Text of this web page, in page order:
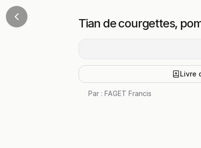
Tian de courgettes,
Livre
Par : FAGET Francis